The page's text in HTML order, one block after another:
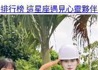
行榜 這星座遇見心靈夥伴